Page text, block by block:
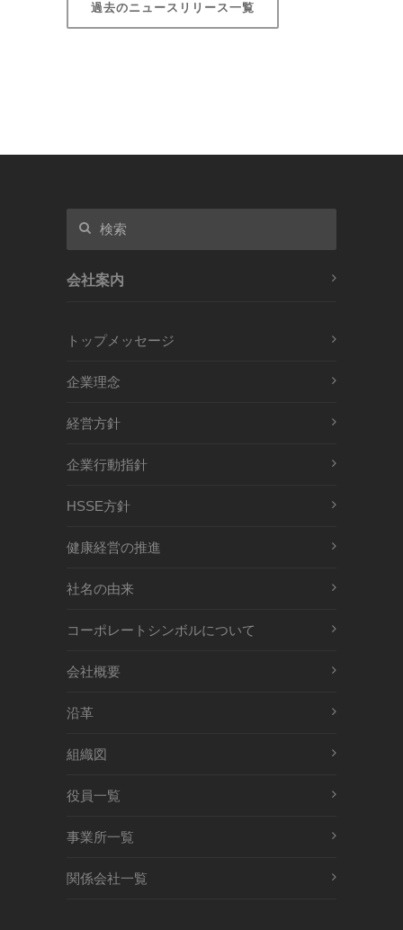
過去のニュースリリース一覧
会社案内
トップメッセージ
企業理念
経営方針
企業行動指針
HSSE方針
健康経営の推進
社名の由来
コーポレートシンボルについて
会社概要
沿革
組織図
役員一覧
事業所一覧
関係会社一覧